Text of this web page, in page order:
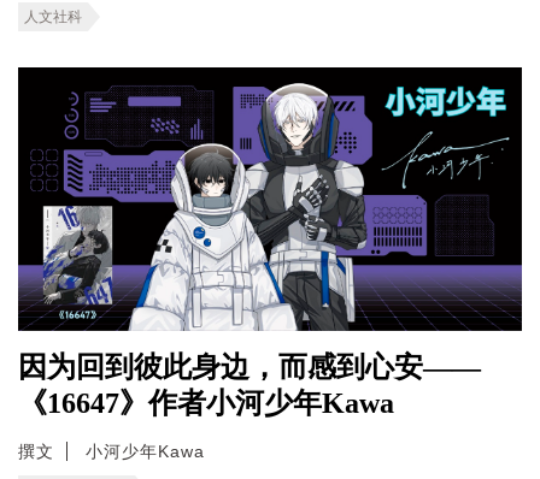
人文社科
因为回到彼此身边，而感到心安——
《16647》作者小河少年Kawa
撰文 小河少年Kawa